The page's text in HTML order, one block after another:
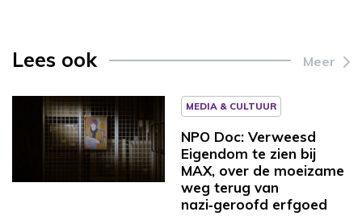
Lees ook Meer
MEDIA & CULTUUR
NPO Doc: Verweesd
Eigendom te zien bij
MAX, over de moeizame
weg terug van
nazi‑geroofd erfgoed